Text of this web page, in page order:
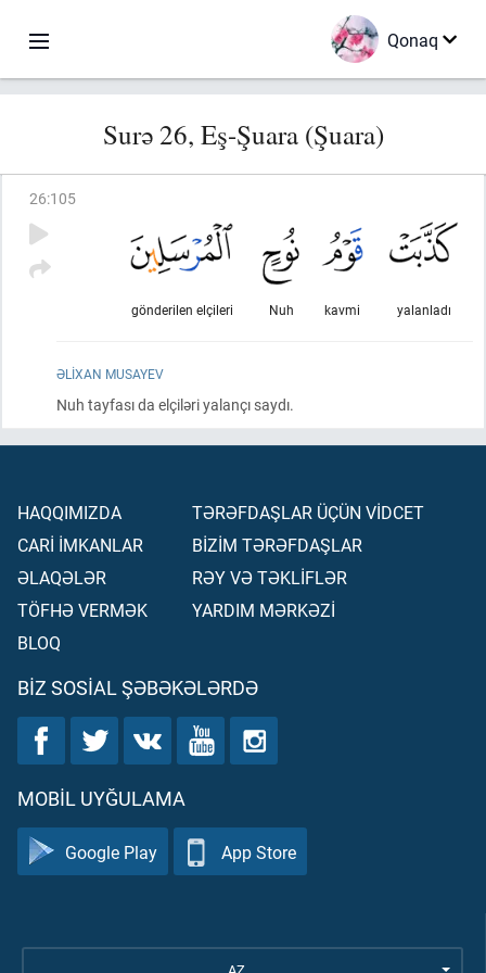
Qonaq
Surə 26, Eş-Şuara (Şuara)
26:105
yalanladı
kavmi
Nuh
gönderilen elçileri
ƏLIXAN MUSAYEV
Nuh tayfası da elçiləri yalançı saydı.
HAQQIMIZDA
CARİ İMKANLAR
ƏLAQƏLƏR
TÖFHƏ VERMƏK
BLOQ
TƏRƏFDAŞLAR ÜÇÜN VİDCET
BİZİM TƏRƏFDAŞLAR
RƏY VƏ TƏKLİFLƏR
YARDIM MƏRKƏZİ
BIZ SOSIAL ŞƏBƏKƏLƏRDƏ
MOBIL UYĞULAMA
Google Play App Store